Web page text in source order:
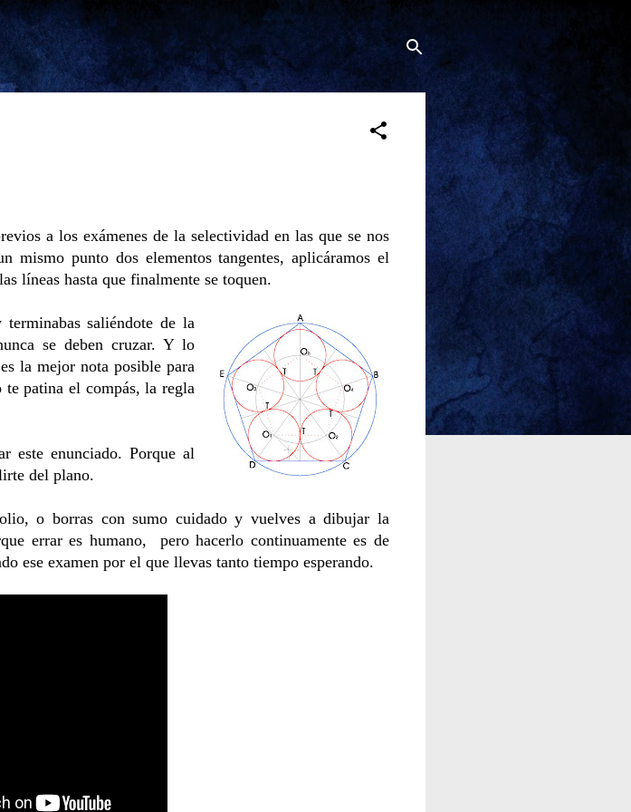
principal
a los exámenes de la selectividad en las que se nos
punto dos elementos tangentes, aplicáramos el
líneas hasta que finalmente se toquen.
saliéndote de la
se deben cruzar. Y lo
la mejor nota posible para
te patina el compás, la regla
este enunciado. Porque al
del plano.
o borras con sumo cuidado y vuelves a dibujar la
errar es humano,
pero hacerlo continuamente es de
ese examen por el que llevas tanto tiempo esperando.